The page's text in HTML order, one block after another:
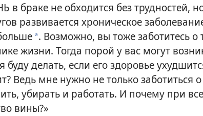
в браке не обходится без трудностей,
развивается хроническое
*. Возможно, вы тоже заботитесь
жизни. Тогда порой у вас могут
буду делать, если его здоровье
Ведь мне нужно не только заботиться
убирать и работать. И почему при
вины?»